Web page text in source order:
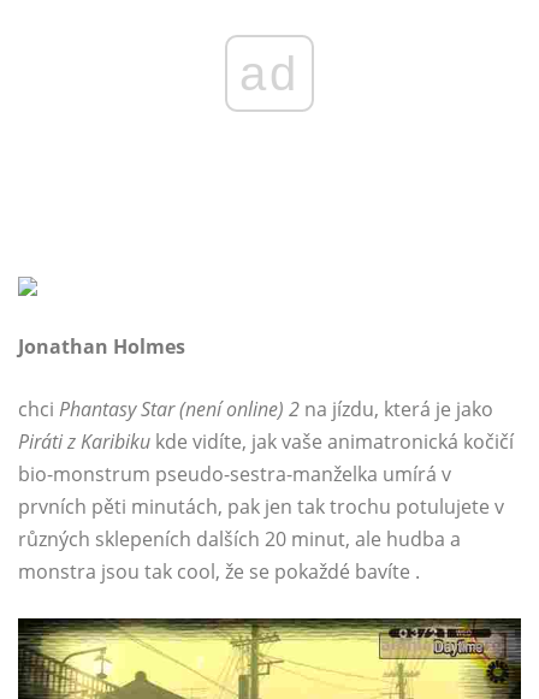
ad
Jonathan Holmes
chci Phantasy Star (není online) 2 na jízdu, která je jako
Piráti z Karibiku kde vidíte, jak vaše animatronická kočičí
bio-monstrum pseudo-sestra-manželka umírá v
prvních pěti minutách, pak jen tak trochu potulujete v
různých sklepeních dalších 20 minut, ale hudba a
monstra jsou tak cool, že se pokaždé bavíte .